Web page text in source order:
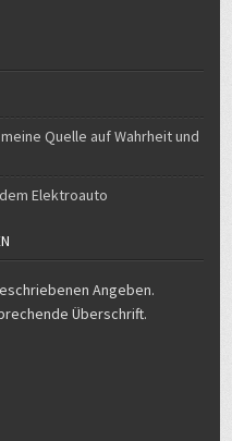
Quelle auf Wahrheit und
Elektroauto
Angeben.
Überschrift.